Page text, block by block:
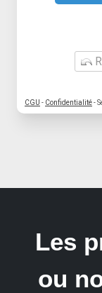
CGU - Confidentialité-
Les
ou